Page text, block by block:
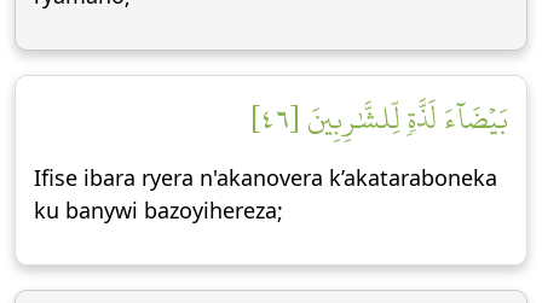
بَيۡضَآءَ لَذَّةٖ لِّلشَّٰرِبِينَ [٤٦]
Ifise ibara ryera n'akanovera k’akataraboneka
ku banywi bazoyihereza;